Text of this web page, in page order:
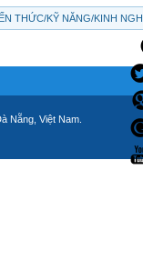
THỨC/KỸ NĂNG/KINH
Nẵng, Việt Nam.